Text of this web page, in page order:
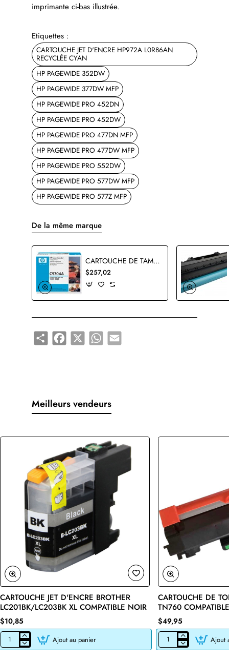
imprimante ci-bas illustrée.
Etiquettes :
CARTOUCHE JET D'ENCRE HP972A L0R86AN
RECYCLÉE CYAN
HP PAGEWIDE 352DW
HP PAGEWIDE 377DW MFP
HP PAGEWIDE PRO 452DN
HP PAGEWIDE PRO 452DW
HP PAGEWIDE PRO 477DN MFP
HP PAGEWIDE PRO 477DW MFP
HP PAGEWIDE PRO 552DW
HP PAGEWIDE PRO 577DW MFP
HP PAGEWIDE PRO 577Z MFP
De la même marque
CARTOUCHE DE TAMBOUR HP C9704A ORIGINALE
$257,02
Share Facebook
X WhatsApp
Email
Meilleurs vendeurs
🔥 Bestseller
CARTOUCHE JET D'ENCRE BROTHER
LC201BK/LC203BK XL COMPATIBLE NOIR
$10,85
CARTOUCHE
JET
Ajout au panier
CARTOUCHE DE
TN760
$49,95
CARTOUCHE
DE
Ajout